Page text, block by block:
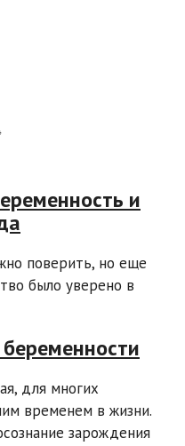
и
поверить, но еще
было уверено в
для многих
временем в жизни.
зарождения